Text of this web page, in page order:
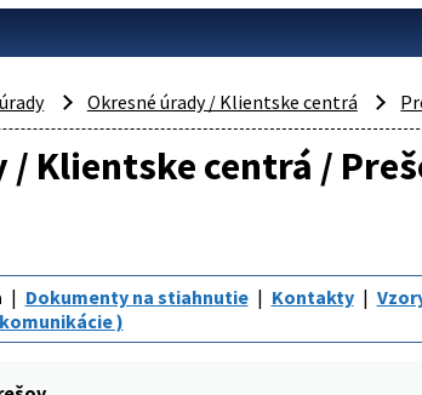
Okresné úrady / Klientske centrá
/ Klientske centrá /
Dokumenty na stiahnutie Kontakty
)